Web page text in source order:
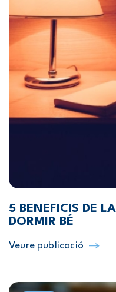
5 BENEFICIS DE
DORMIR BÉ
Veure publicació